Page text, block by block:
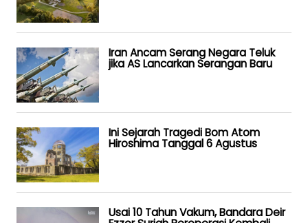
Iran Ancam Serang Negara Teluk
jika AS Lancarkan Serangan Baru
Ini Sejarah Tragedi Bom Atom
Hiroshima Tanggal 6 Agustus
Usai 10 Tahun Vakum, Bandara Deir